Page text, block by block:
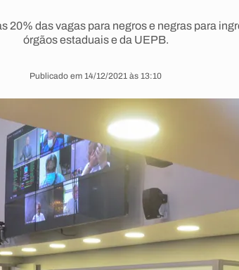
20% das vagas para negros e negras para
órgãos estaduais e da UEPB.
Publicado em 14/12/2021 às 13:10